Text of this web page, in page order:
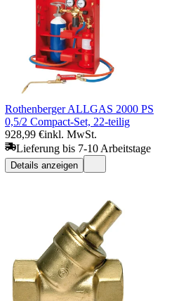
Rothenberger ALLGAS 2000 PS
0,5/2 Compact-Set, 22-teilig
928,99 €inkl. MwSt.
Lieferung bis 7-10 Arbeitstage
Details anzeigen